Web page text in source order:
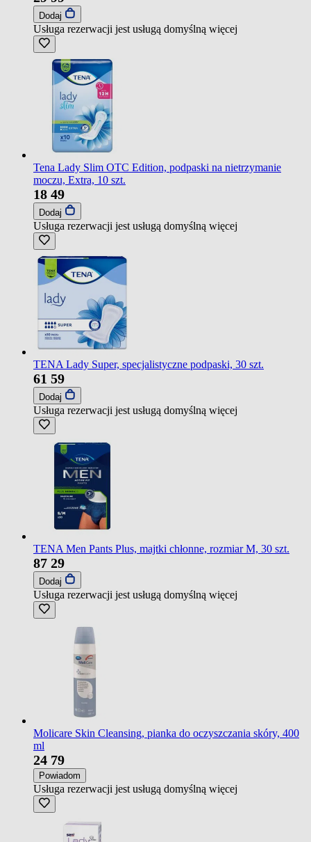
Dodaj
Usługa rezerwacji jest usługą domyślną więcej
Tena Lady Slim OTC Edition, podpaski na nietrzymanie
moczu, Extra, 10 szt.
18 49
Dodaj
Usługa rezerwacji jest usługą domyślną więcej
TENA Lady Super, specjalistyczne podpaski, 30 szt.
61 59
Dodaj
Usługa rezerwacji jest usługą domyślną więcej
TENA Men Pants Plus, majtki chłonne, rozmiar M, 30 szt.
87 29
Dodaj
Usługa rezerwacji jest usługą domyślną więcej
Molicare Skin Cleansing, pianka do oczyszczania skóry, 400
ml
24 79
Powiadom
Usługa rezerwacji jest usługą domyślną więcej